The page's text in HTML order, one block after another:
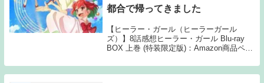
都合で帰ってきました
【ヒーラー・ガール（ヒーラーガール
ズ）】8話感想ヒーラー・ガール Blu-ray
BOX 上巻 (特装限定版)：Amazon商品ペー
3Hz501: 5月23日(月) おいしゅうございま
した 50...